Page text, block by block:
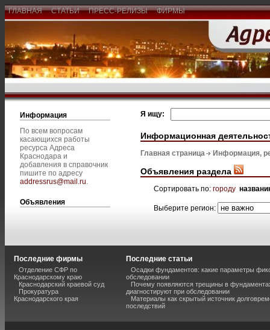
ГЛАВНАЯ СТАТЬИ ПРЕСС-РЕЛИЗЫ ФИРМЫ
Информация
По всем вопросам
касающихся работы
ресурса Адреса
Краснодара и
добавления в справочник
пишите по адресу
addressrus@mail.ru.
Объявления
Я ищу:
Информационная
Главная страница Информация,
Объявления раздела
Сортировать по: городу
Выберите регион:
Последние фирмы
Отделение СФР по
Краснодарскому краю
Краснодарский краевой суд
Прокуратура
Краснодарского края
Последние статьи
Осадки фундаментов: какие параметры
обследовании
Почему появляются трещины в
диагностируют при обследовании
Материалы как скрытый источник
последствий